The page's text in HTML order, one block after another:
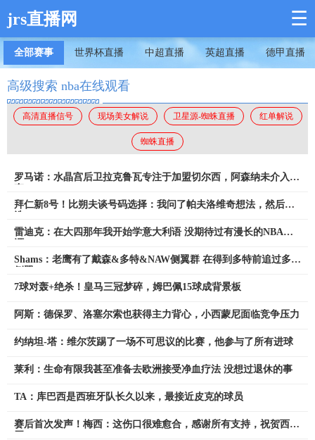
jrs直播网 ☰
全部赛事 世界杯直播 中超直播 英超直播 德甲直播
高级搜索 nba在线观看
高清直播信号 现场美女解说 卫星源-蜘蛛直播 红单解说
蜘蛛直播
罗马诺：水晶宫后卫拉克鲁瓦专注于加盟切尔西，阿森纳未介入争
拜仁新8号！比朔夫谈号码选择：我问了帕夫洛维奇想法，然后才
雷迪克：在大四那年我开始学意大利语 没期待过有漫长的NBA生
Shams：老鹰有了戴森&多特&NAW侧翼群 在得到多特前追过多名
7球对轰+绝杀！皇马三冠梦碎，姆巴佩15球成背景板
阿斯：德保罗、洛塞尔索也获得主力背心，小西蒙尼面临竞争压力
约纳坦-塔：维尔茨踢了一场不可思议的比赛，他参与了所有进球
莱利：生命有限我甚至准备去欧洲接受净血疗法 没想过退休的事
TA：库巴西是西班牙队长久以来，最接近皮克的球员
赛后首次发声！梅西：这伤口很难愈合，感谢所有支持，祝贺西班